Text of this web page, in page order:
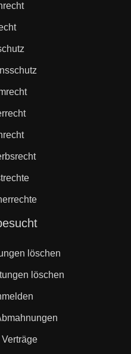
löschen
löschen